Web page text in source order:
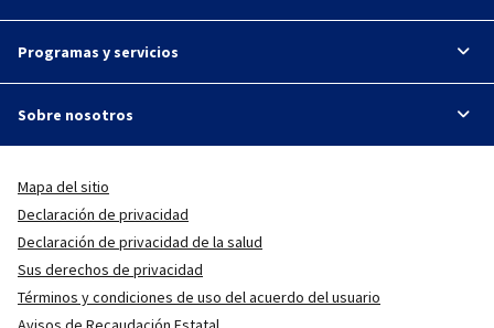
Programas y servicios
Sobre nosotros
Mapa del sitio
Declaración de privacidad
Declaración de privacidad de la salud
Sus derechos de privacidad
Términos y condiciones de uso del acuerdo del usuario